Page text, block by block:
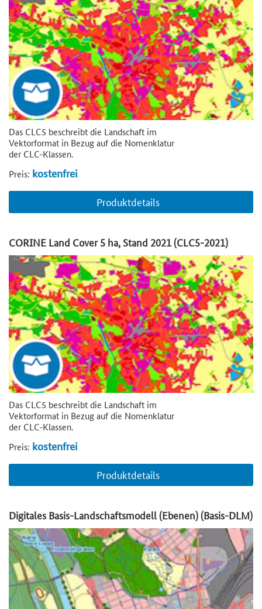
Das CLC5 beschreibt die Landschaft im
Vektorformat in Bezug auf die Nomenklatur
der CLC-Klassen.
Preis: kostenfrei
Produktdetails
CORINE Land Cover 5 ha, Stand 2021 (CLC5-2021)
Das CLC5 beschreibt die Landschaft im
Vektorformat in Bezug auf die Nomenklatur
der CLC-Klassen.
Preis: kostenfrei
Produktdetails
Digitales Basis-Landschaftsmodell (Ebenen) (Basis-DLM)